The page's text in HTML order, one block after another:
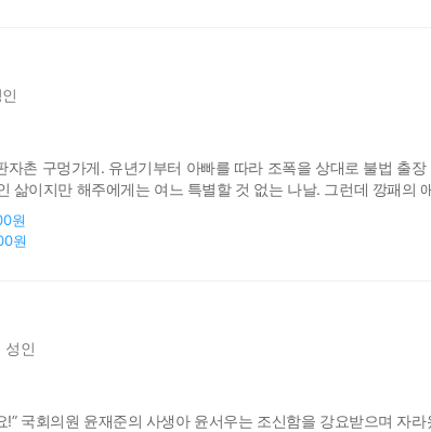
자촌 구멍가게. 유년기부터 아빠를 따라 조폭을 상대로 불법 출
삶이지만 해주에게는 여느 특별할 것 없는 나날. 그런데 깡패의
기야, 오빠 왔다.” …이 미친 인간을 어떻게 쫓아내지?
원
원
성인
!” 국회의원 윤재준의 사생아 윤서우는 조신함을 강요받으며 자